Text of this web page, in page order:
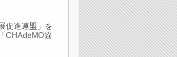
促進連盟」を
CHAdeMO協